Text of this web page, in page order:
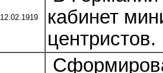
12.02.1919
кабинет
центристов.